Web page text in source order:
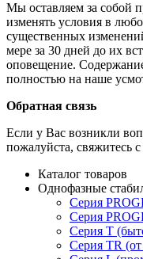
Мы оставляем за собой
изменять условия в
существенных
мере за 30 дней до их
оповещение.
полностью на наше
Обратная связь
Если у Вас возникли
пожалуйста, свяжитесь
Каталог товаров
Однофазные
Серия
Серия
Серия T
Серия TR